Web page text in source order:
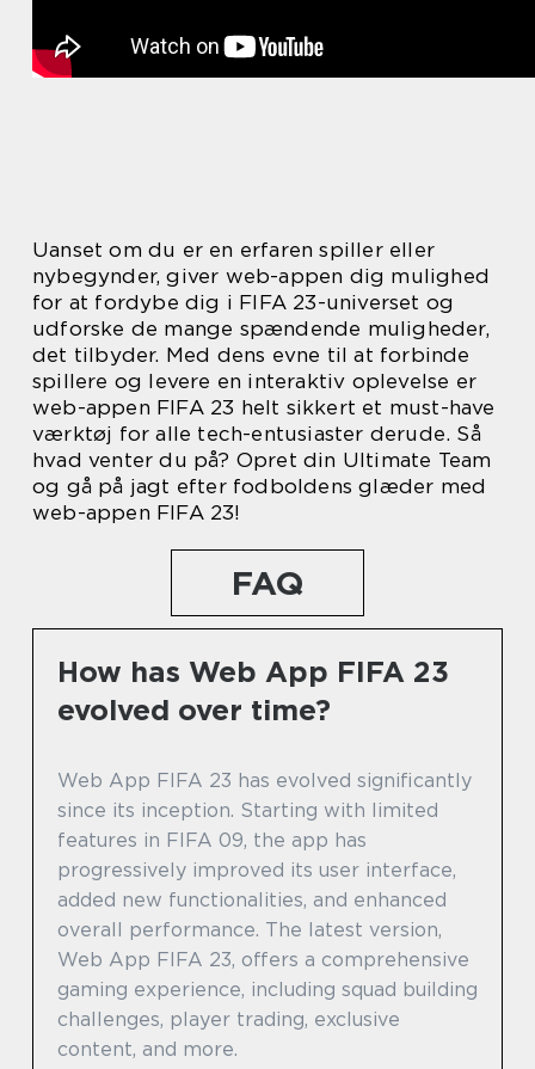
Uanset om du er en erfaren spiller eller
nybegynder, giver web-appen dig mulighed
for at fordybe dig i FIFA 23-universet og
udforske de mange spændende muligheder,
det tilbyder. Med dens evne til at forbinde
spillere og levere en interaktiv oplevelse er
web-appen FIFA 23 helt sikkert et must-have
værktøj for alle tech-entusiaster derude. Så
hvad venter du på? Opret din Ultimate Team
og gå på jagt efter fodboldens glæder med
web-appen FIFA 23!
FAQ
How has Web App FIFA 23
evolved over time?
Web App FIFA 23 has evolved significantly
since its inception. Starting with limited
features in FIFA 09, the app has
progressively improved its user interface,
added new functionalities, and enhanced
overall performance. The latest version,
Web App FIFA 23, offers a comprehensive
gaming experience, including squad building
challenges, player trading, exclusive
content, and more.